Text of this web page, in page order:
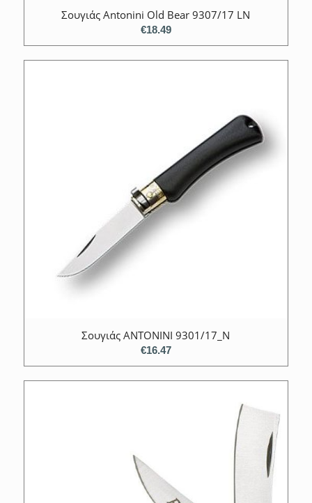
Σουγιάς Antonini Old Bear 9307/17 LN
€18.49
Σουγιάς ANTONINI 9301/17_N
€16.47